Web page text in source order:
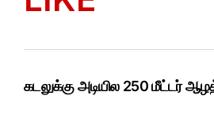
கடலுக்கு அடியில 250 மீட்டர்